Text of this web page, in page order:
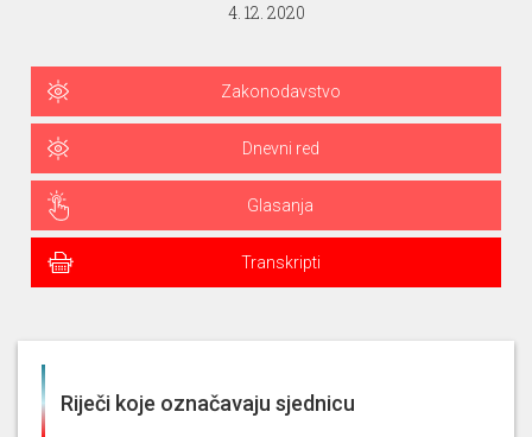
4. 12. 2020
Zakonodavstvo
Dnevni red
Glasanja
Transkripti
Riječi koje označavaju sjednicu